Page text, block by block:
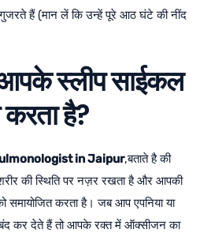
हैं (मान लें कि उन्हें पूरे आठ घंटे की नींद
आपके स्लीप साईकल
है?
in Jaipur,बताते है की
की स्थिति पर नज़र रखता है और आपकी
समायोजित करता है। जब आप एपनिया या
बंद कर देते हैं तो आपके रक्त में ऑक्सीजन का